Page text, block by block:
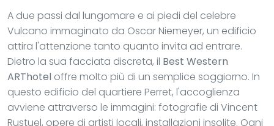
A due passi dal lungomare e ai piedi del celebre
Vulcano immaginato da Oscar Niemeyer, un edificio
attira l'attenzione tanto quanto invita ad entrare.
Dietro la sua facciata discreta, il Best Western
ARThotel offre molto più di un semplice soggiorno. In
questo edificio del quartiere Perret, l'accoglienza
avviene attraverso le immagini: fotografie di Vincent
Rustuel, opere di artisti locali, installazioni insolite. Ogni